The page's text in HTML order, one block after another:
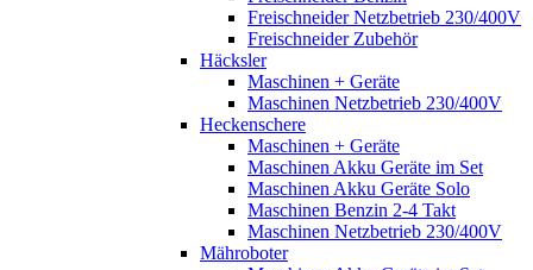
Freischneider Netzbetrieb 230/400V
Freischneider Zubehör
Häcksler
Maschinen + Geräte
Maschinen Netzbetrieb 230/400V
Heckenschere
Maschinen + Geräte
Maschinen Akku Geräte im Set
Maschinen Akku Geräte Solo
Maschinen Benzin 2-4 Takt
Maschinen Netzbetrieb 230/400V
Mähroboter